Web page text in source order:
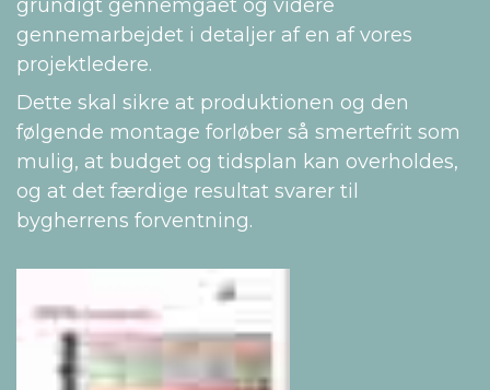
grundigt gennemgået og videre
gennemarbejdet i detaljer af en af vores
projektledere.
Dette skal sikre at produktionen og den
følgende montage forløber så smertefrit som
mulig, at budget og tidsplan kan overholdes,
og at det færdige resultat svarer til
bygherrens forventning.